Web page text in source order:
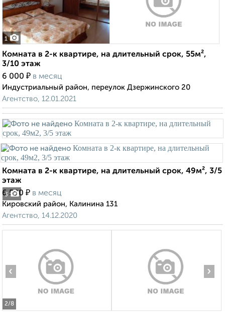
1
Комната в 2-к квартире, на длительный срок, 55м²,
3/10 этаж
6 000 ₽ в месяц
Индустриальный район, переулок Дзержинского 20
Агентство, 12.01.2021
3
Комната в 2-к квартире, на длительный срок, 49м², 3/5
этаж
6 500 ₽ в месяц
Кировский район, Калинина 131
Агентство, 14.12.2020
2/8
‹ ›